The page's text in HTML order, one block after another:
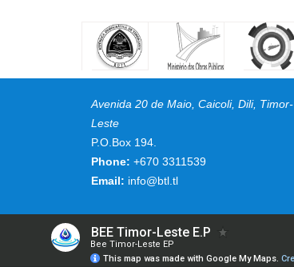
Avenida 20 de Maio, Caicoli, Dili, Timor-
Leste
P.O.Box 194.
Phone: +670 3311539
Email: info@btl.tl